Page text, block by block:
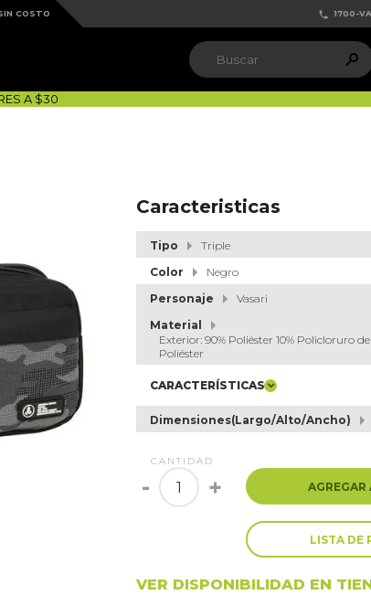
COSTO  1700-

A $30
Caracteristicas
Tipo
Triple
Color
Negro
Personaje
Vasari
Material
Exterior: 90% Poliéster 10% Policloruro
Poliéster
CARACTERÍSTICAS
Dimensiones(Largo/Alto/Ancho)
CANTIDAD
- + AGREGAR
LISTA DE
VER DISPONIBILIDAD EN